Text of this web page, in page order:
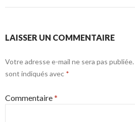
LAISSER UN COMMENTAIRE
Votre adresse e-mail ne sera pas publiée.
sont indiqués avec *
Commentaire*